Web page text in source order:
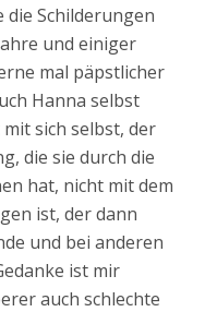
Schilderungen
und einiger
mal päpstlicher
Hanna selbst
sich selbst, der
die sie durch die
hat, nicht mit dem
ist, der dann
und bei anderen
ist mir
auch schlechte